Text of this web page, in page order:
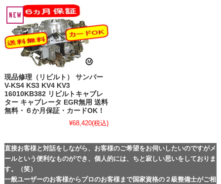
現品修理（リビルト） サンバー
V-KS4 KS3 KV4 KV3
16010KB382 リビルトキャブレ
ター キャブレータ EGR無用 送料
無料・６か月保証・カードOK！
¥68,420(税込)
直接お客様と対話をしながら、お客様のご希望をお伺いしたいのですがメ
ールという便利なものができ、個人的には、ちと寂しい思いをしておりま
す。（笑）
一般ユーザーのお客様からプロのお客様まで国家資格の２級整備士がご相